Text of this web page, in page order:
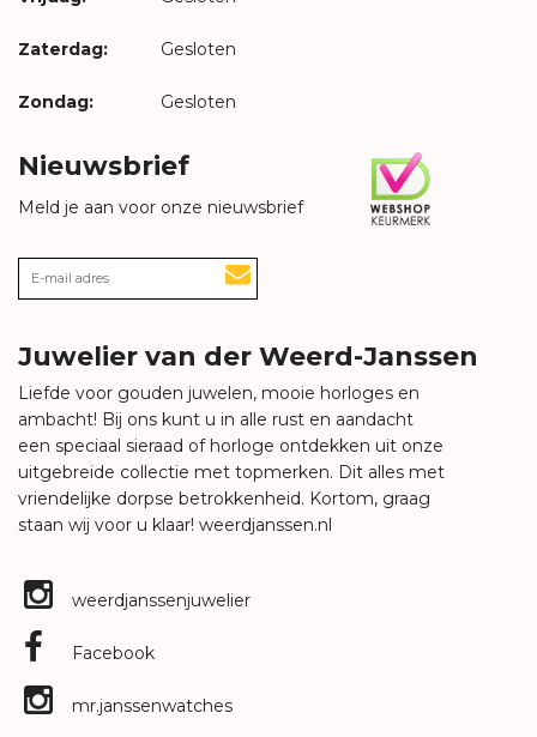
Zaterdag: Gesloten
Zondag: Gesloten
Nieuwsbrief
Meld je aan voor onze nieuwsbrief
Juwelier van der Weerd-Janssen
Liefde voor gouden juwelen, mooie horloges en
ambacht! Bij ons kunt u in alle rust en aandacht
een speciaal sieraad of horloge ontdekken uit onze
uitgebreide collectie met topmerken. Dit alles met
vriendelijke dorpse betrokkenheid. Kortom, graag
staan wij voor u klaar! weerdjanssen.nl
weerdjanssenjuwelier
Facebook
mr.janssenwatches